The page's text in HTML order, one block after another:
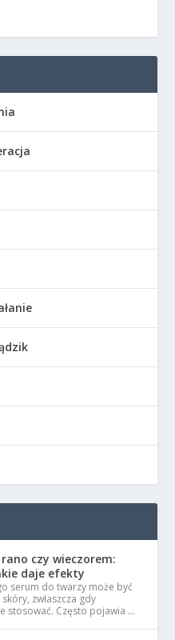
czy wieczorem:
daje efekty
serum do twarzy może być
zwłaszcza gdy
stosować. Często pojawia …